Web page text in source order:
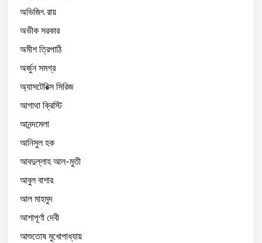
অভিজিৎ রায়
অভীক সরকার
অমীশ ত্রিপাঠি
অর্জুন সমগ্র
অ্যাসটেরিক্স সিরিজ
আগাথা ক্রিস্টি
আনন্দমেলা
আনিসুল হক
আবদুল্লাহ আল-মুতী
আবুল বাশার
আল মাহমুদ
আশাপূর্ণা দেবী
আশুতোষ মুখোপাধ্যায়